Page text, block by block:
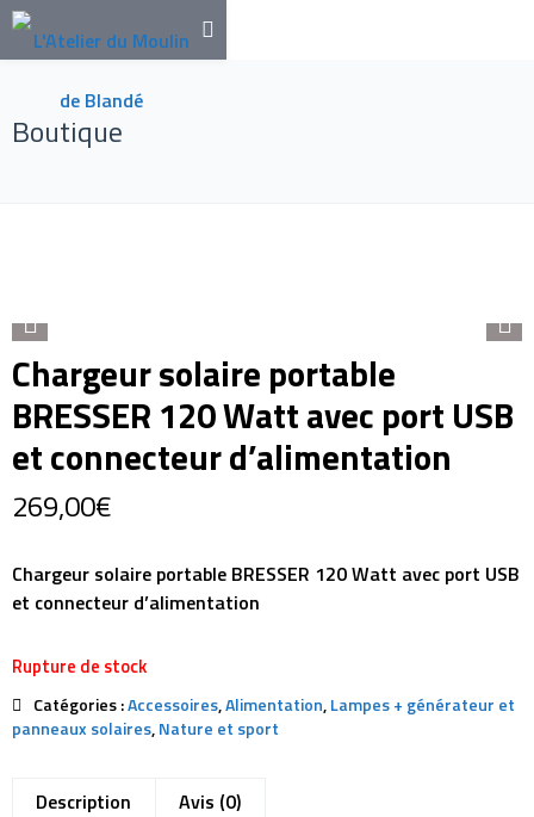
Boutique
Chargeur solaire portable
BRESSER 120 Watt avec port USB
et connecteur d’alimentation
269,00€
Chargeur solaire portable BRESSER 120 Watt avec port USB
et connecteur d’alimentation
Rupture de stock
Catégories :Accessoires,Alimentation,Lampes + générateur et
panneaux solaires,Nature et sport
Description Avis (0)